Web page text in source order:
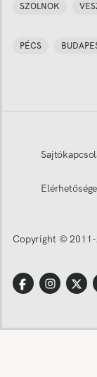
SZOLNOK
PÉCS
Copyright © 2011-